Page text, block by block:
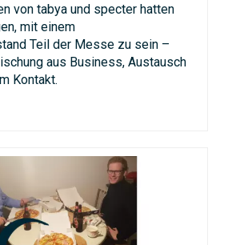
von tabya und specter hatten
mit einem
Teil der Messe zu sein –
aus Business, Austausch
Kontakt.